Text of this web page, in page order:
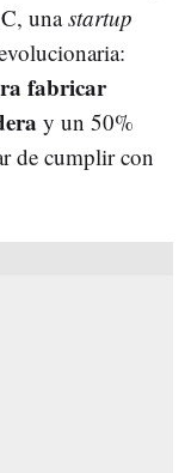
unastartup
fabricar
y un 50%
de cumplir con